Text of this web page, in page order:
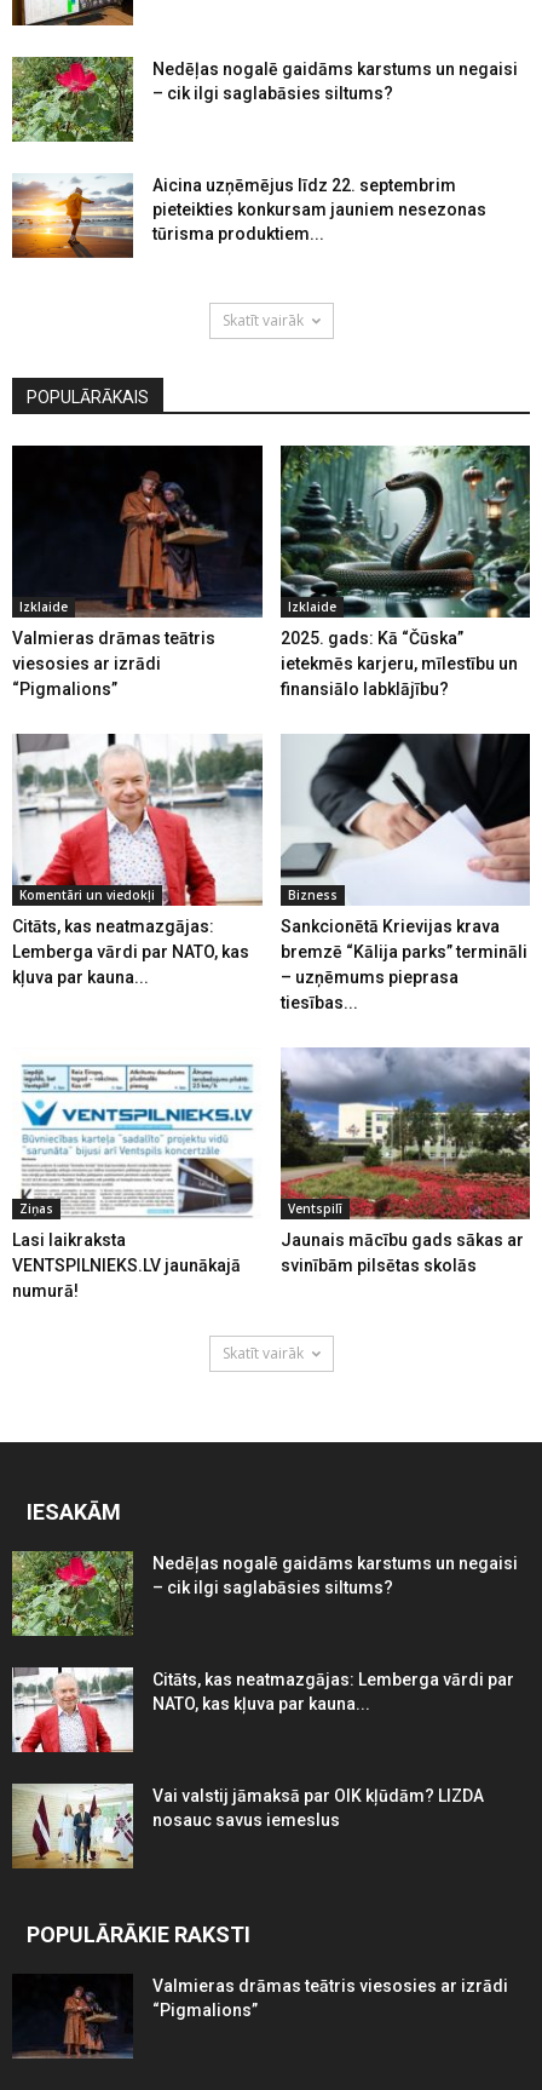
Nedēļas nogalē gaidāms karstums un negaisi
– cik ilgi saglabāsies siltums?
Aicina uzņēmējus līdz 22. septembrim
pieteikties konkursam jauniem nesezonas
tūrisma produktiem...
Skatīt vairāk
POPULĀRĀKAIS
Izklaide
Valmieras drāmas teātris
viesosies ar izrādi
“Pigmalions”
Izklaide
2025. gads: Kā “Čūska”
ietekmēs karjeru, mīlestību un
finansiālo labklājību?
Komentāri un viedokļi
Citāts, kas neatmazgājas:
Lemberga vārdi par NATO, kas
kļuva par kauna...
Bizness
Sankcionētā Krievijas krava
bremzē “Kālija parks” termināli
– uzņēmums pieprasa
tiesības...
Ziņas
Lasi laikraksta
VENTSPILNIEKS.LV jaunākajā
numurā!
Ventspilī
Jaunais mācību gads sākas ar
svinībām pilsētas skolās
Skatīt vairāk
IESAKĀM
Nedēļas nogalē gaidāms karstums un negaisi
– cik ilgi saglabāsies siltums?
Citāts, kas neatmazgājas: Lemberga vārdi par
NATO, kas kļuva par kauna...
Vai valstij jāmaksā par OIK kļūdām? LIZDA
nosauc savus iemeslus
POPULĀRĀKIE RAKSTI
Valmieras drāmas teātris viesosies ar izrādi
“Pigmalions”